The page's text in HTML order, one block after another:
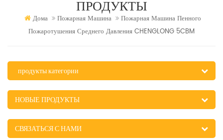
ПРОДУКТЫ
Дома Пожарная Машина
Пожарная Машина Пенного
Пожаротушения Среднего Давления CHENGLONG 5CBM
продукты категории
НОВЫЕ ПРОДУКТЫ
СВЯЗАТЬСЯ С НАМИ